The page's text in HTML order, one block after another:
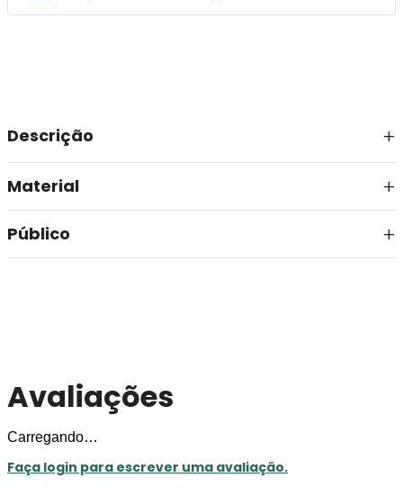
Descrição
Material
Público
Avaliações
Carregando…
Faça login para escrever uma avaliação.